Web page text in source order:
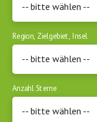
-- bitte wählen --
Region, Zielgebiet, Insel
-- bitte wählen --
Anzahl Sterne
-- bitte wählen --